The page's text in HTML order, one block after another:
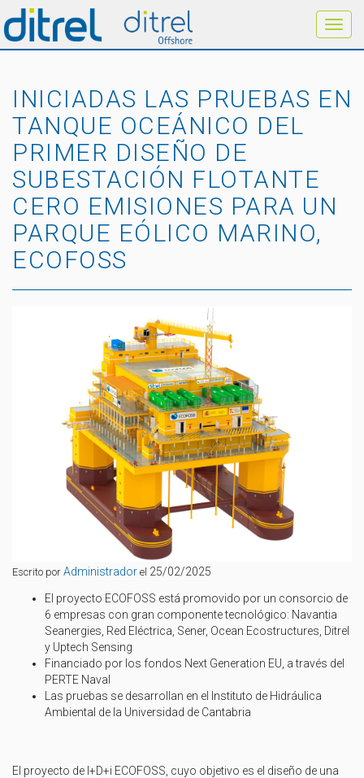
INICIADAS LAS PRUEBAS EN
TANQUE OCEÁNICO DEL
PRIMER DISEÑO DE
SUBESTACIÓN FLOTANTE
CERO EMISIONES PARA UN
PARQUE EÓLICO MARINO,
ECOFOSS
Escrito por Administrador el 25/02/2025
El proyecto ECOFOSS está promovido por un consorcio de
6 empresas con gran componente tecnológico: Navantia
Seanergies, Red Eléctrica, Sener, Ocean Ecostructures, Ditrel
y Uptech Sensing
Financiado por los fondos Next Generation EU, a través del
PERTE Naval
Las pruebas se desarrollan en el Instituto de Hidráulica
Ambiental de la Universidad de Cantabria
El proyecto de I+D+i ECOFOSS, cuyo objetivo es el diseño de una